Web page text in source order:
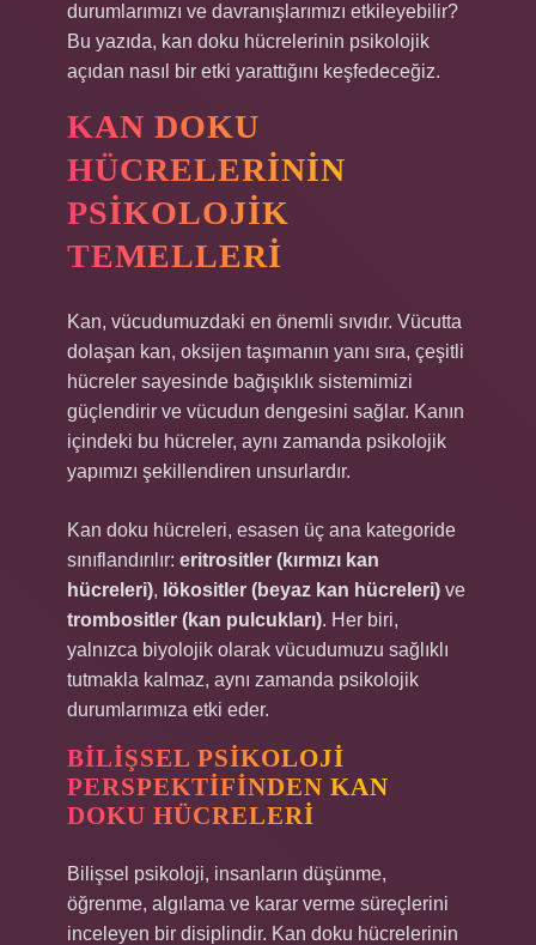
durumlarımızı ve davranışlarımızı etkileyebilir?
Bu yazıda, kan doku hücrelerinin psikolojik
açıdan nasıl bir etki yarattığını keşfedeceğiz.
KAN DOKU
HÜCRELERININ
PSIKOLOJIK
TEMELLERI
Kan, vücudumuzdaki en önemli sıvıdır. Vücutta
dolaşan kan, oksijen taşımanın yanı sıra, çeşitli
hücreler sayesinde bağışıklık sistemimizi
güçlendirir ve vücudun dengesini sağlar. Kanın
içindeki bu hücreler, aynı zamanda psikolojik
yapımızı şekillendiren unsurlardır.
Kan doku hücreleri, esasen üç ana kategoride
sınıflandırılır: eritrositler (kırmızı kan
hücreleri), lökositler (beyaz kan hücreleri) ve
trombositler (kan pulcukları). Her biri,
yalnızca biyolojik olarak vücudumuzu sağlıklı
tutmakla kalmaz, aynı zamanda psikolojik
durumlarımıza etki eder.
BILIŞSEL PSIKOLOJI
PERSPEKTIFINDEN KAN
DOKU HÜCRELERI
Bilişsel psikoloji, insanların düşünme,
öğrenme, algılama ve karar verme süreçlerini
inceleyen bir disiplindir. Kan doku hücrelerinin